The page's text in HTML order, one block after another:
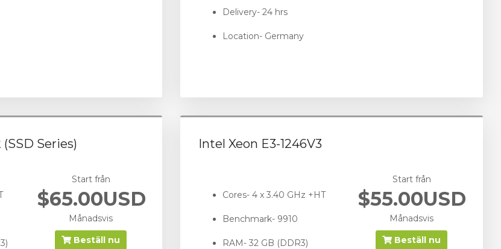
Delivery- 24 hrs
Location- Germany
Series)
Start från
$65.00USD
Månadsvis
Beställ nu
Intel Xeon E3-1246V3
Cores- 4 x 3.40 GHz +HT
Benchmark- 9910
RAM- 32 GB (DDR3)
Start från
$55.00USD
Månadsvis
Beställ nu